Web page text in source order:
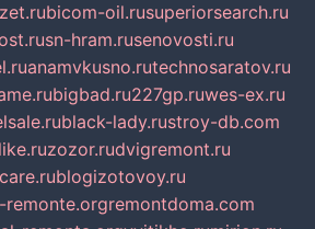
bicom-oil.rusuperiorsearch.ru
sn-hram.rusenovosti.ru
anamvkusno.rutechnosaratov.ru
bigbad.ru227gp.ruwes-ex.ru
black-lady.rustroy-db.com
zozor.rudvigremont.ru
blogizotovoy.ru
remonte.orgremontdoma.com